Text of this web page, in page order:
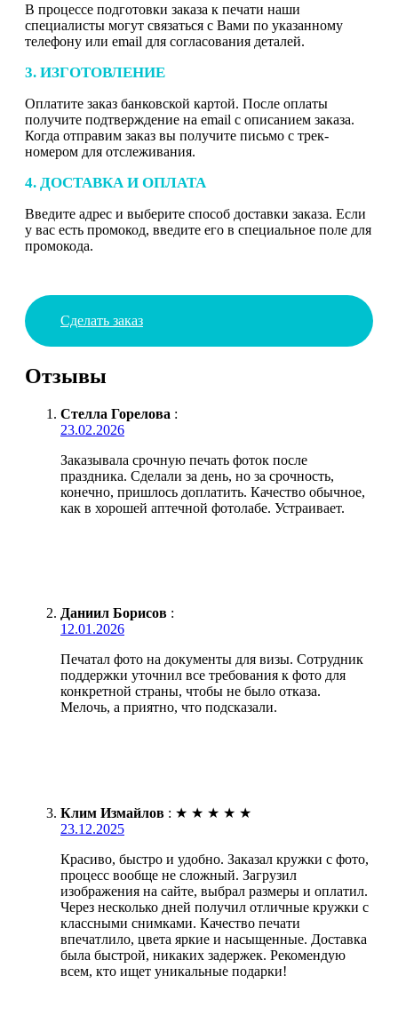
В процессе подготовки заказа к печати наши
специалисты могут связаться с Вами по указанному
телефону или email для согласования деталей.
3. ИЗГОТОВЛЕНИЕ
Оплатите заказ банковской картой. После оплаты
получите подтверждение на email с описанием заказа.
Когда отправим заказ вы получите письмо с трек-
номером для отслеживания.
4. ДОСТАВКА И ОПЛАТА
Введите адрес и выберите способ доставки заказа. Если
у вас есть промокод, введите его в специальное поле для
промокода.
Сделать заказ
Отзывы
Стелла Горелова :
23.02.2026
Заказывала срочную печать фоток после
праздника. Сделали за день, но за срочность,
конечно, пришлось доплатить. Качество обычное,
как в хорошей аптечной фотолабе. Устраивает.
Даниил Борисов :
12.01.2026
Печатал фото на документы для визы. Сотрудник
поддержки уточнил все требования к фото для
конкретной страны, чтобы не было отказа.
Мелочь, а приятно, что подсказали.
Клим Измайлов : ★ ★ ★ ★ ★
23.12.2025
Красиво, быстро и удобно. Заказал кружки с фото,
процесс вообще не сложный. Загрузил
изображения на сайте, выбрал размеры и оплатил.
Через несколько дней получил отличные кружки с
классными снимками. Качество печати
впечатлило, цвета яркие и насыщенные. Доставка
была быстрой, никаких задержек. Рекомендую
всем, кто ищет уникальные подарки!